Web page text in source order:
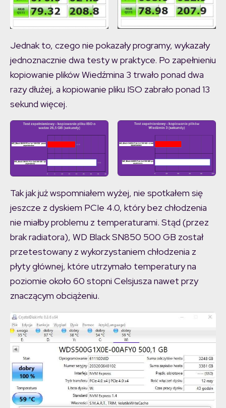
Przed zapełnieniem Po zapełnieniu
Jednak to, czego nie pokazały programy, wykazały
jednoznacznie dwa testy w praktyce. Po zapełnieniu
kopiowanie plików Wiedźmina 3 trwało ponad dwa
razy dłużej, a kopiowanie pliku ISO zabrało ponad 13
sekund więcej.
Tak jak już wspomniałem wyżej, nie spotkałem się
jeszcze z dyskiem PCIe 4.0, który bez chłodzenia
nie miałby problemu z temperaturami. Stąd (przez
brak radiatora), WD Black SN850 500 GB został
przetestowany z wykorzystaniem chłodzenia z
płyty głównej, które utrzymało temperatury na
poziomie około 60 stopni Celsjusza nawet przy
znaczącym obciążeniu.